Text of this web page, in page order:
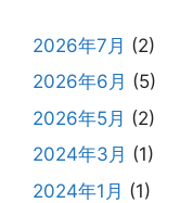
2026年7月 (2)
2026年6月 (5)
2026年5月 (2)
2024年3月 (1)
2024年1月 (1)